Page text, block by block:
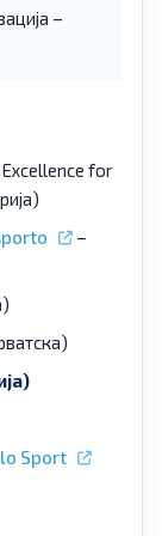
–
for
–
Sport